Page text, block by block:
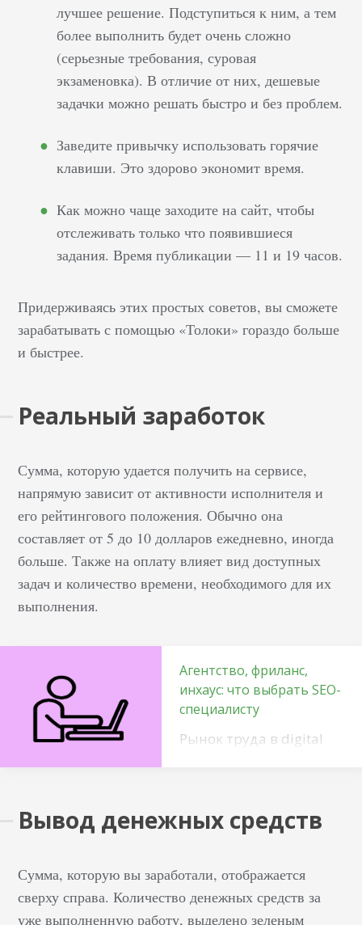
лучшее решение. Подступиться к ним, а тем
более выполнить будет очень сложно
(серьезные требования, суровая
экзаменовка). В отличие от них, дешевые
задачки можно решать быстро и без проблем.
Заведите привычку использовать горячие
клавиши. Это здорово экономит время.
Как можно чаще заходите на сайт, чтобы
отслеживать только что появившиеся
задания. Время публикации — 11 и 19 часов.
Придерживаясь этих простых советов, вы сможете
зарабатывать с помощью «Толоки» гораздо больше
и быстрее.
Реальный заработок
Сумма, которую удается получить на сервисе,
напрямую зависит от активности исполнителя и
его рейтингового положения. Обычно она
составляет от 5 до 10 долларов ежедневно, иногда
больше. Также на оплату влияет вид доступных
задач и количество времени, необходимого для их
выполнения.
Агентство, фриланс,
инхаус: что выбрать SEO-
специалисту
Рынок труда в digital
реализации. Стать
инхаус-команды или
частным специалистом
Вывод денежных средств
Сумма, которую вы заработали, отображается
сверху справа. Количество денежных средств за
уже выполненную работу, выделено зеленым